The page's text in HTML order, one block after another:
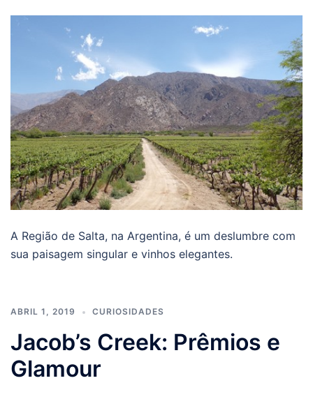
A Região de Salta, na Argentina, é um deslumbre com
sua paisagem singular e vinhos elegantes.
ABRIL 1, 2019 CURIOSIDADES
Jacob’s Creek: Prêmios e
Glamour